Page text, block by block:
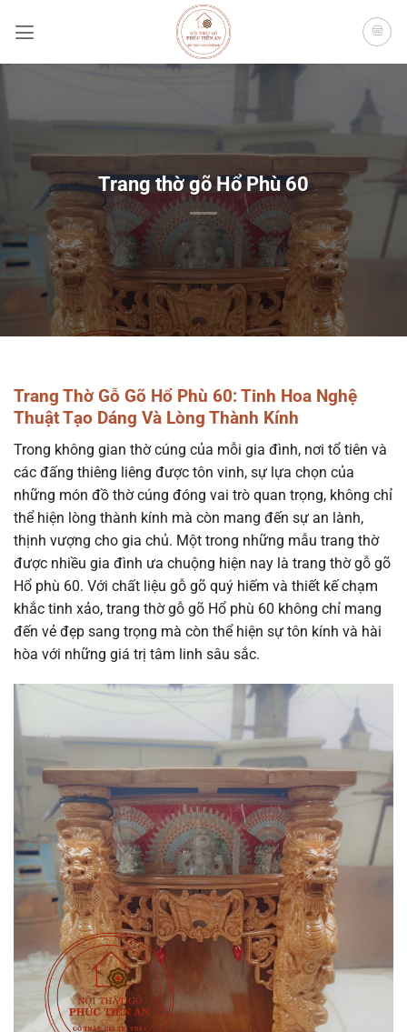
qua
Trang thờ gõ Hổ Phù 60
Trang Thờ Gỗ Gõ Hổ Phù 60: Tinh Hoa Nghệ
Thuật Tạo Dáng Và Lòng Thành Kính
Trong không gian thờ cúng của mỗi gia đình, nơi tổ tiên và
các đấng thiêng liêng được tôn vinh, sự lựa chọn của
những món đồ thờ cúng đóng vai trò quan trọng, không chỉ
thể hiện lòng thành kính mà còn mang đến sự an lành,
thịnh vượng cho gia chủ. Một trong những mẫu trang thờ
được nhiều gia đình ưa chuộng hiện nay là trang thờ gỗ gõ
Hổ phù 60. Với chất liệu gỗ gõ quý hiếm và thiết kế chạm
khắc tinh xảo, trang thờ gỗ gõ Hổ phù 60 không chỉ mang
đến vẻ đẹp sang trọng mà còn thể hiện sự tôn kính và hài
hòa với những giá trị tâm linh sâu sắc.